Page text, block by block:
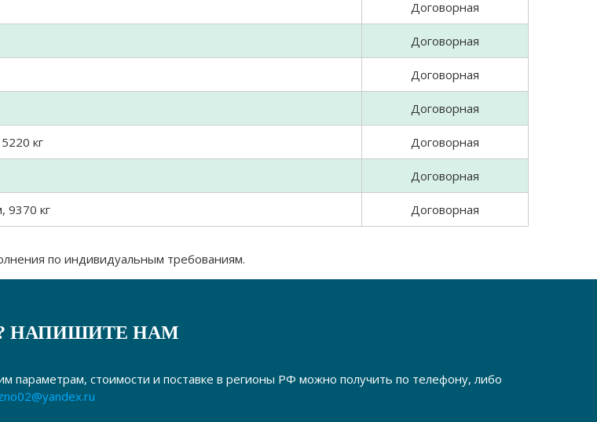
Договорная
Договорная
Договорная
Договорная
кг Договорная
Договорная
9370 кг Договорная
по индивидуальным требованиям.
НАПИШИТЕ НАМ
параметрам, стоимости и поставке в регионы РФ можно получить по телефону, либо